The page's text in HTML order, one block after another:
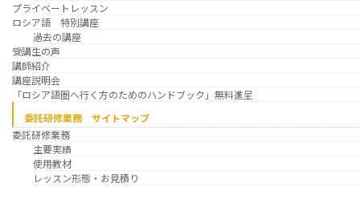
プライベートレッスン
ロシア語 特別講座
過去の講座
受講生の声
講師紹介
講座説明会
「ロシア語圏へ行く方のためのハンドブック」無料進呈
委託研修業務 サイトマップ
委託研修業務
主要実績
使用教材
レッスン形態・お見積り